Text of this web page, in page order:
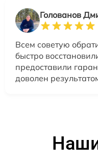
Голованов
Всем советую
быстро
предоставили
доволен